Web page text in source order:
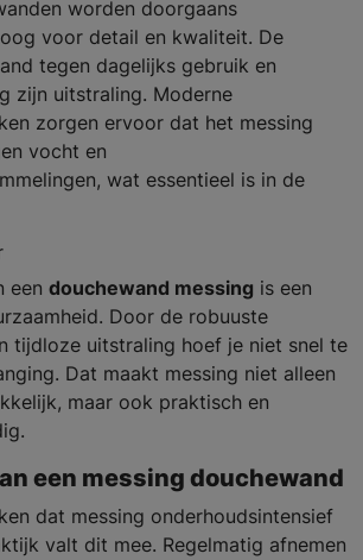
worden doorgaans
voor detail en kwaliteit. De
tegen dagelijks gebruik en
zijn uitstraling. Moderne
zorgen ervoor dat het messing
vocht en
wat essentieel is in de
een douchewand messing is een
Door de robuuste
tijdloze uitstraling hoef je niet snel te
Dat maakt messing niet alleen
maar ook praktisch en
een messing douchewand
dat messing onderhoudsintensief
valt dit mee. Regelmatig afnemen